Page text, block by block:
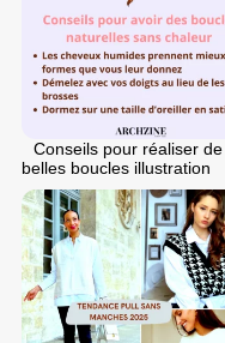
Conseils pour réaliser de
belles boucles illustration